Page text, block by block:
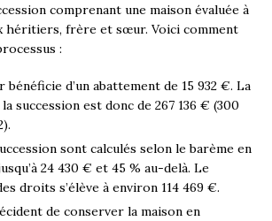
comprenant une maison évaluée à
héritiers, frère et sœur. Voici comment
:
d’un abattement de 15 932 €. La
succession est donc de 267 136 € (300
sont calculés selon le barème en
24 430 € et 45 % au-delà. Le
droits s’élève à environ 114 469 €.
de conserver la maison en